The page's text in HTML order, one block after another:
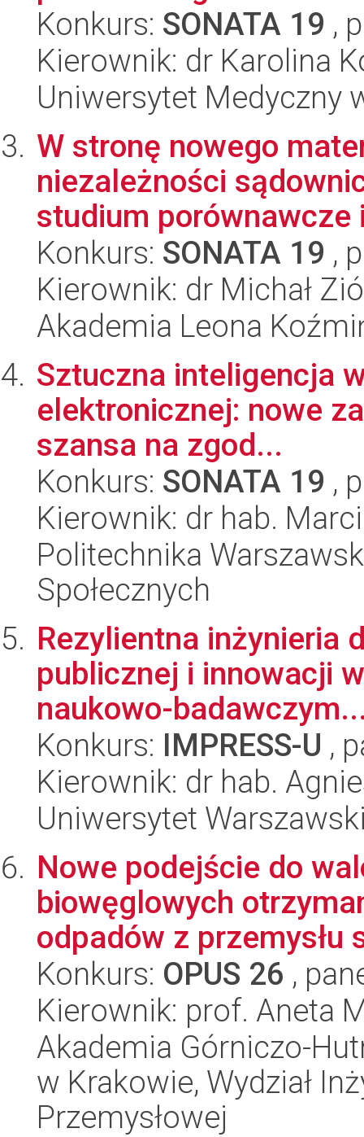
Konkurs: SONATA 19 ,
Kierownik: dr Karolina
Uniwersytet Medyczny
W stronę nowego
niezależności
studium porównawcze
Konkurs: SONATA 19 ,
Kierownik: dr Michał
Akademia Leona
Sztuczna inteligencja
elektronicznej: nowe
szansa na zgod...
Konkurs: SONATA 19 ,
Kierownik: dr hab.
Politechnika
Społecznych
Rezylientna inżynieria
publicznej i innowacji
naukowo-
Konkurs: IMPRESS-U ,
Kierownik: dr hab.
Uniwersytet
Nowe podejście do
biowęglowych
odpadów z przemysłu
Konkurs: OPUS 26 ,
Kierownik: prof. Aneta
Akademia Górniczo-
w Krakowie, Wydział
Przemysłowej